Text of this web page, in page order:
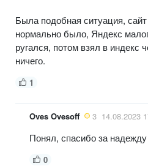
Была подобная ситуация,
нормально было, Яндекс
ругался, потом взял в индекс
ничего.
1
Oves Ovesoff 3 14.08.2023
Понял, спасибо за надежду
0